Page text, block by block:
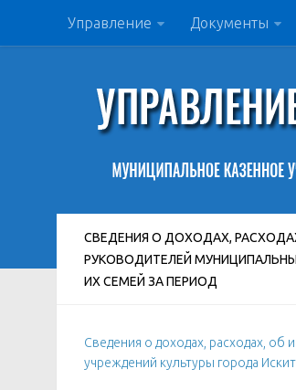
Управление Документы
СВЕДЕНИЯ О ДОХОДАХ,
РУКОВОДИТЕЛЕЙ
ИХ СЕМЕЙ ЗА ПЕРИОД
Сведения о доходах, расходах, об
учреждений культуры города